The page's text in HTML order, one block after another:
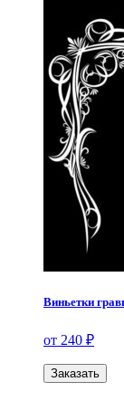
Виньетки
от 240 ₽
Заказать